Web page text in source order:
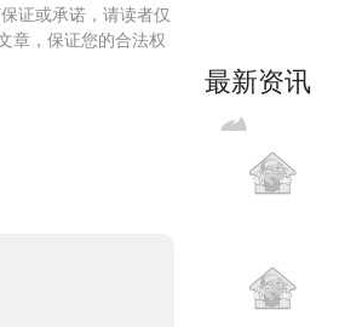
证或承诺，请读者仅
章，保证您的合法权
最新资讯